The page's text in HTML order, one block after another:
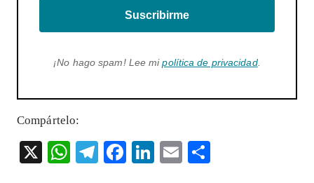
Suscribirme
¡No hago spam! Lee mipolítica de privacidad.
Compártelo:
X
W T
F
Li E